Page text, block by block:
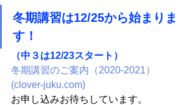
冬期講習は12/25から始まりま
す！
（中３は12/23スタート）
冬期講習のご案内（2020-2021）
(clover-juku.com)
お申し込みお待ちしています。